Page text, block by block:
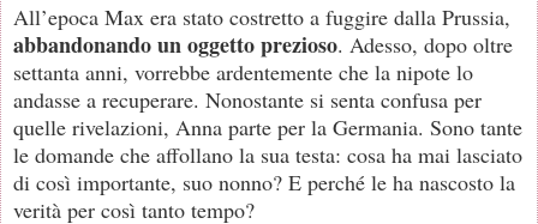
All’epoca Max era stato costretto a fuggire dalla Prussia,
abbandonando un oggetto prezioso. Adesso, dopo oltre
settanta anni, vorrebbe ardentemente che la nipote lo
andasse a recuperare. Nonostante si senta confusa per
quelle rivelazioni, Anna parte per la Germania. Sono tante
le domande che affollano la sua testa: cosa ha mai lasciato
di così importante, suo nonno? E perché le ha nascosto la
verità per così tanto tempo?